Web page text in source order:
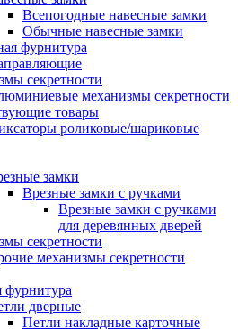
Всепогодные навесные замки
Обычные навесные замки
фурнитура
секретности
механизмы секретности
товары
роликовые/шариковые
замки
Врезные замки с ручками
Врезные замки с ручками
для деревянных дверей
секретности
механизмы секретности
фурнитура
дверные
Петли накладные карточные